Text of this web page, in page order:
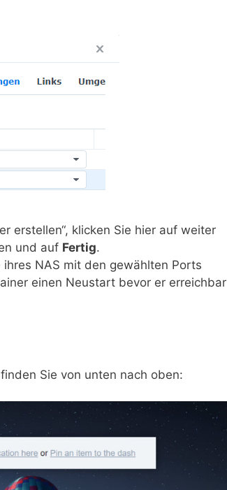
erstellen“, klicken Sie hier auf weiter
und auf Fertig.
NAS mit den gewählten Ports
einen Neustart bevor er erreichbar
Sie von unten nach oben: